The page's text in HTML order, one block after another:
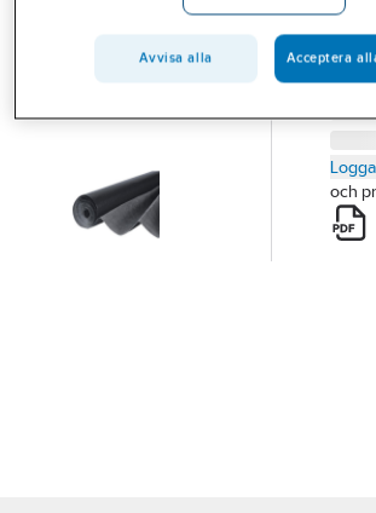
och
Avvisa alla Acceptera